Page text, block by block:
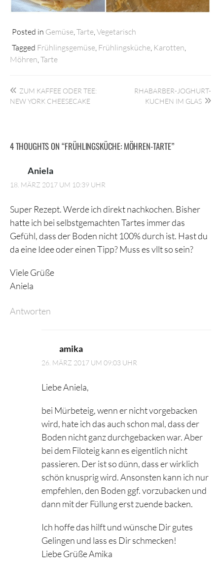
Posted in Gemüse Tarte Vegetarisch
Tagged Frühlingsgemüse Frühlingsküche Karotten
Möhren Tarte
Beitragsnavigation
ZUM KAFFEE ODER TEE:
NEW YORK CHEESECAKE
RHABARBER-JOGHURT-
KUCHEN IM GLAS
4 THOUGHTS ON “FRÜHLINGSKÜCHE: MÖHREN-TARTE”
Aniela
18. MÄRZ 2017 UM 10:39 UHR
Super Rezept. Werde ich direkt nachkochen. Bisher
hatte ich bei selbstgemachten Tartes immer das
Gefühl, dass der Boden nicht 100% durch ist. Hast du
da eine Idee oder einen Tipp? Muss es vllt so sein?
Viele Grüße
Aniela
Antworten
amika
26. MÄRZ 2017 UM 09:03 UHR
Liebe Aniela,
bei Mürbeteig, wenn er nicht vorgebacken
wird, hate ich das auch schon mal, dass der
Boden nicht ganz durchgebacken war. Aber
bei dem Filoteig kann es eigentlich nicht
passieren. Der ist so dünn, dass er wirklich
schön knusprig wird. Ansonsten kann ich nur
empfehlen, den Boden ggf. vorzubacken und
dann mit der Füllung erst zuende backen.
Ich hoffe das hilft und wünsche Dir gutes
Gelingen und lass es Dir schmecken!
Liebe Grüße Amika